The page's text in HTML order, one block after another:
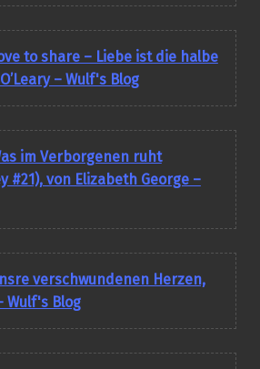
to share – Liebe ist die halbe
– Wulf's Blog
im Verborgenen ruht
#21), von Elizabeth George –
verschwundenen Herzen,
Wulf's Blog